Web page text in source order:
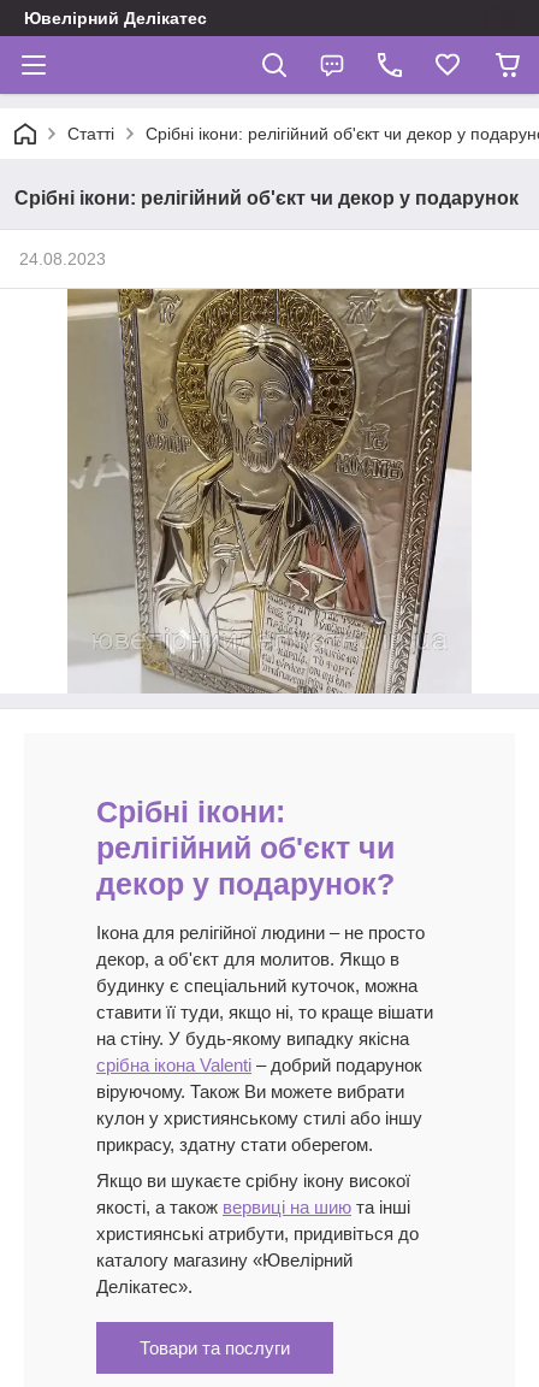
Ювелірний Делікатес
Статті Срібні ікони: релігійний об'єкт чи декор у
Срібні ікони: релігійний об'єкт чи декор у подарунок
24.08.2023
Срібні ікони:
релігійний об'єкт чи
декор у подарунок?
Ікона для релігійної людини – не просто
декор, а об'єкт для молитов. Якщо в
будинку є спеціальний куточок, можна
ставити її туди, якщо ні, то краще вішати
на стіну. У будь-якому випадку якісна
срібна ікона Valenti – добрий подарунок
віруючому. Також Ви можете вибрати
кулон у християнському стилі або іншу
прикрасу, здатну стати оберегом.
Якщо ви шукаєте срібну ікону високої
якості, а також вервиці на шию та інші
християнські атрибути, придивіться до
каталогу магазину «Ювелірний
Делікатес».
Товари та послуги